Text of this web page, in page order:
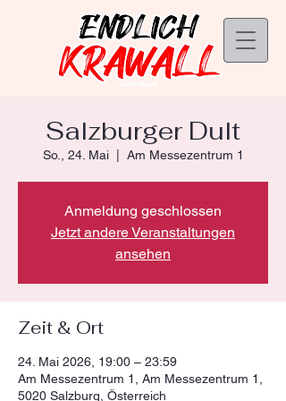
Salzburger Dult
So., 24. Mai
  |
Am Messezentrum 1
Anmeldung geschlossen
Jetzt andere Veranstaltungen
ansehen
Zeit & Ort
24. Mai 2026, 19:00 – 23:59
Am Messezentrum 1, Am Messezentrum 1,
5020 Salzburg, Österreich